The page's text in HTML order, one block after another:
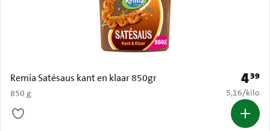
Remia Satésaus kant en klaar 850gr
850 g
Prijs:
439
€ 5,16 per
5,16/kilo